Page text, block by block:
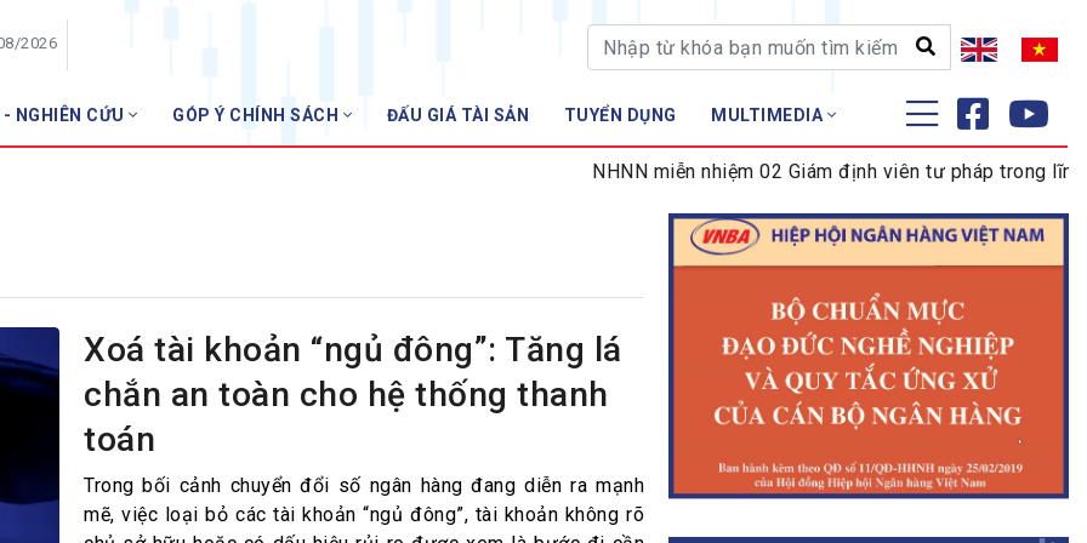
2026
NGHIÊN CỨU GÓP Ý CHÍNH SÁCH ĐẤU GIÁ TÀI SẢN TUYỂN DỤNG MULTIMEDIA
hàng
Tập huấn
NHNN miễn nhiệm 02 Giám định viên tư pháp trong lĩnh vực
Xoá tài khoản “ngủ đông”: Tăng lá
chắn an toàn cho hệ thống thanh
toán
Trong bối cảnh chuyển đổi số ngân hàng đang diễn ra mạnh
mẽ, việc loại bỏ các tài khoản “ngủ đông”, tài khoản không rõ